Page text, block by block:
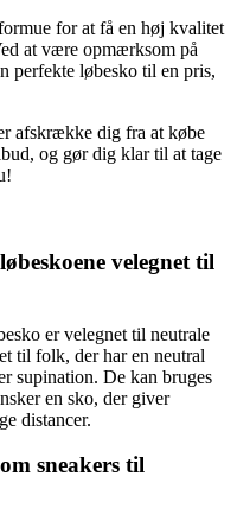
for at få en høj kvalitet
at være opmærksom på
perfekte løbesko til en pris,
afskrække dig fra at købe
og gør dig klar til at tage
velegnet til
er velegnet til neutrale
til folk, der har en neutral
supination. De kan bruges
en sko, der giver
distancer.
sneakers til